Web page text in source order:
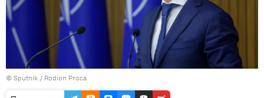
© Sputnik / Rodion Proca